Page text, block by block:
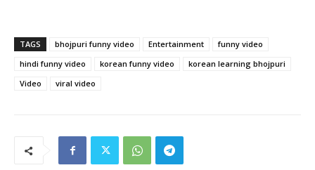
TAGS bhojpuri funny video Entertainment
funny video
hindi funny video
korean funny video
korean learning bhojpuri
Video
viral video